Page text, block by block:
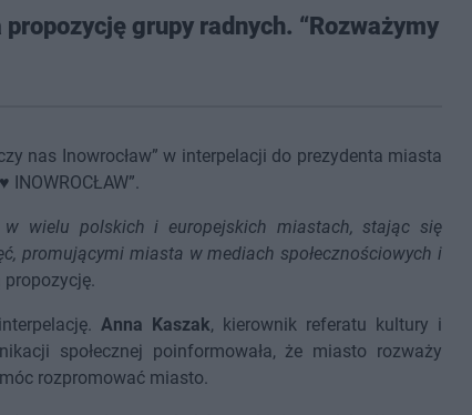
grupy radnych. “Rozważymy
nas Inowrocław” w interpelacji do prezydenta miasta
wielu polskich i europejskich miastach, stając się
promującymi miasta w mediach społecznościowych i
Anna Kaszak, kierownik referatu kultury i
społecznej poinformowała, że miasto rozważy
rozpromować miasto.